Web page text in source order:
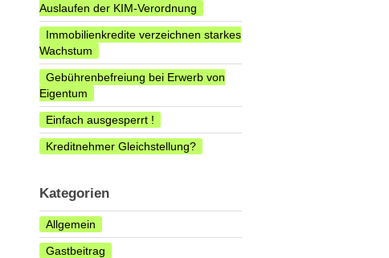
Auslaufen der KIM-Verordnung
Immobilienkredite verzeichnen starkes
Wachstum
Gebührenbefreiung bei Erwerb von
Eigentum
Einfach ausgesperrt !
Kreditnehmer Gleichstellung?
Kategorien
Allgemein
Gastbeitrag